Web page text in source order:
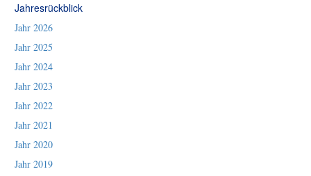
Jahresrückblick
Jahr 2026
Jahr 2025
Jahr 2024
Jahr 2023
Jahr 2022
Jahr 2021
Jahr 2020
Jahr 2019